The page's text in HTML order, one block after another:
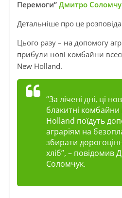
Перемоги” Дмитро
Детальніше про це
Цього разу – на допомогу
прибули нові комбайни
New Holland.
“За лічені дні, ці
блакитні
Holland поїдуть
аграріям на
збирати
хліб”, – повідомив
Соломчук.